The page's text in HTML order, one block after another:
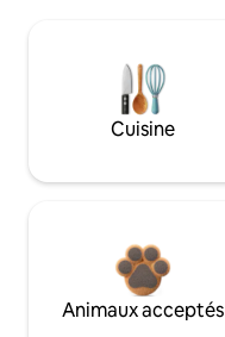
Cuisine
Animaux acceptés